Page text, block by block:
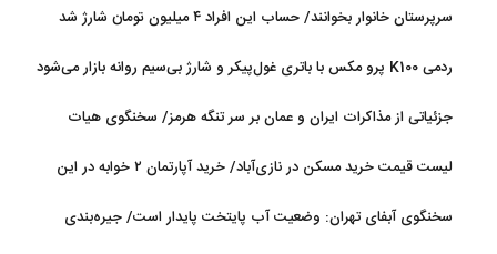
سرپرستان خانوار بخوانند/ حساب این افراد ۴ میلیون تومان شارژ شد
ردمی K100 پرو مکس با باتری غول‌پیکر و شارژ بی‌سیم روانه بازار می‌شود
جزئیاتی از مذاکرات ایران و عمان بر سر تنگه هرمز/ سخنگوی هیات
رئیسه مجلس: بیانیه‌ای شامل تصحیح مسیر تردد دریایی در تنگه، در
لیست قیمت خرید مسکن در نازی‌آباد/ خرید آپارتمان ۲ خوابه در این
منطقه چقدر سرمایه نیاز دارد؟ + جدول مردادماه ۱۴۰۵
سخنگوی آبفای تهران: وضعیت آب پایتخت پایدار است/ جیره‌بندی